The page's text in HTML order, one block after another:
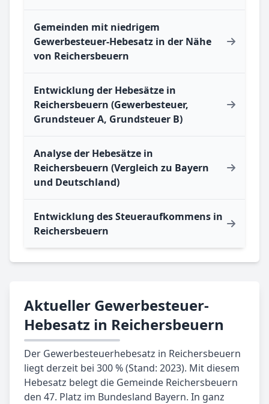
Gemeinden mit niedrigem
Gewerbesteuer-Hebesatz in der Nähe
von Reichersbeuern
Entwicklung der Hebesätze in
Reichersbeuern (Gewerbesteuer,
Grundsteuer A, Grundsteuer B)
Analyse der Hebesätze in
Reichersbeuern (Vergleich zu Bayern
und Deutschland)
Entwicklung des Steueraufkommens in
Reichersbeuern
Aktueller Gewerbesteuer-
Hebesatz in Reichersbeuern
Der Gewerbesteuerhebesatz in Reichersbeuern
liegt derzeit bei 300 % (Stand: 2023). Mit diesem
Hebesatz belegt die Gemeinde Reichersbeuern
den 47. Platz im Bundesland Bayern. In ganz